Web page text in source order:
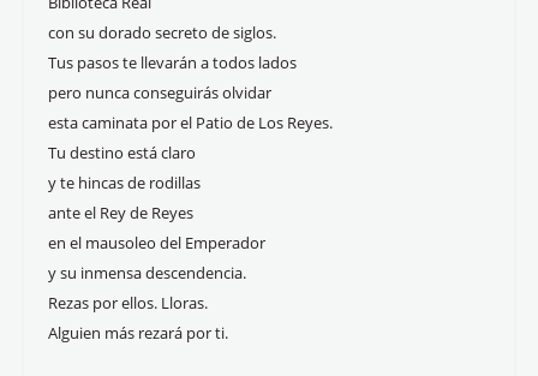
con su dorado secreto de siglos.
Tus pasos te llevarán a todos lados
pero nunca conseguirás olvidar
esta caminata por el Patio de Los Reyes.
Tu destino está claro
y te hincas de rodillas
ante el Rey de Reyes
en el mausoleo del Emperador
y su inmensa descendencia.
Rezas por ellos. Lloras.
Alguien más rezará por ti.